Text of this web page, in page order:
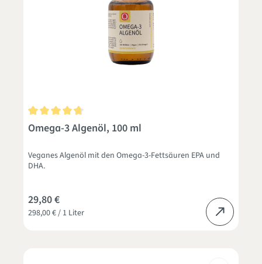
Durchschnittliche Bewertung von 4.7 von 5 Sternen
Omega-3 Algenöl, 100 ml
Veganes Algenöl mit den Omega-3-Fettsäuren EPA und
DHA.
298,00 € / 1 Liter
29,80 €